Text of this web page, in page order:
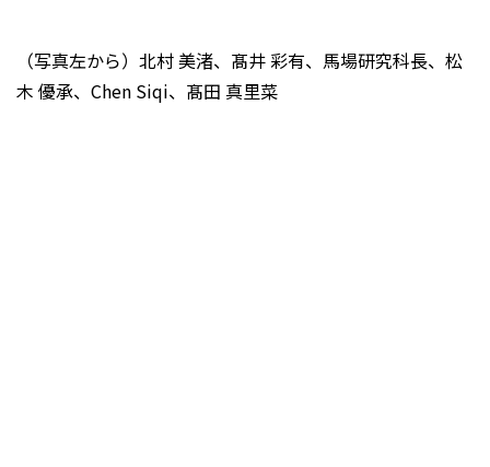
（写真左から）北村 美渚、髙井 彩有、馬場研究科長、松
木 優承、Chen Siqi、髙田 真里菜